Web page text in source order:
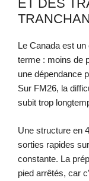
ET DES
Le Canada est un
terme : moins de
une dépendance
Sur FM26, la
subit trop
Une structure en
sorties rapides
constante. La
pied arrêtés, car